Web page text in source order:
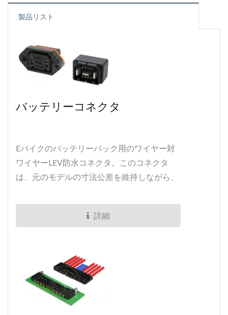
製品リスト
バッテリーコネクタ
Eバイクのバッテリーパック用のワイヤー対
ワイヤーLEV防水コネクタ。このコネクタ
は、元のモデルの寸法公差を維持しながら、
します。
詳細